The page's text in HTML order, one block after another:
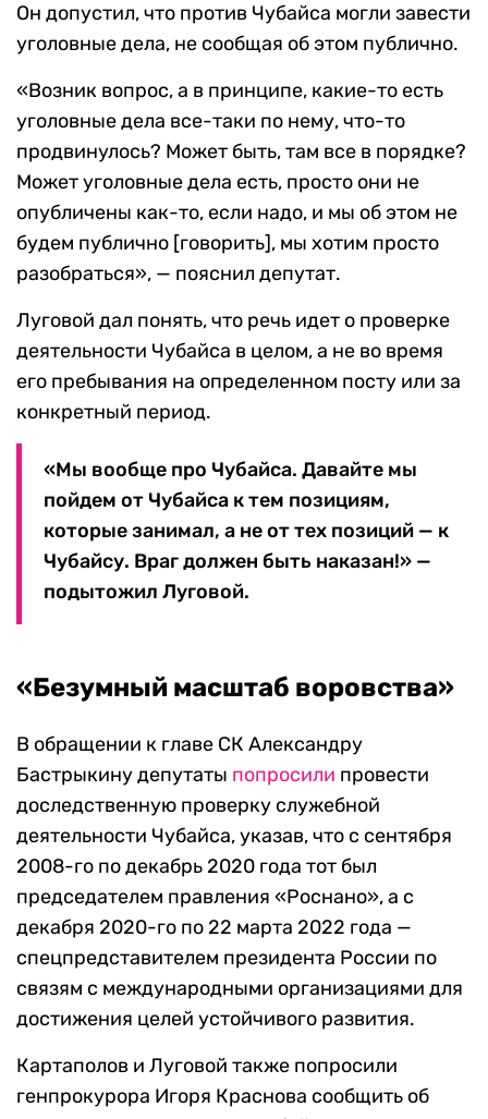
Он допустил, что против Чубайса могли завести
уголовные дела, не сообщая об этом публично.
«Возник вопрос, а в принципе, какие-то есть
уголовные дела все-таки по нему, что-то
продвинулось? Может быть, там все в порядке?
Может уголовные дела есть, просто они не
опубличены как-то, если надо, и мы об этом не
будем публично [говорить], мы хотим просто
разобраться», — пояснил депутат.
Луговой дал понять, что речь идет о проверке
деятельности Чубайса в целом, а не во время
его пребывания на определенном посту или за
конкретный период.
«Мы вообще про Чубайса. Давайте мы
пойдем от Чубайса к тем позициям,
которые занимал, а не от тех позиций — к
Чубайсу. Враг должен быть наказан!» —
подытожил Луговой.
«Безумный масштаб воровства»
В обращении к главе СК Александру
Бастрыкину депутаты попросили провести
доследственную проверку служебной
деятельности Чубайса, указав, что с сентября
2008-го по декабрь 2020 года тот был
председателем правления «Роснано», а с
декабря 2020-го по 22 марта 2022 года —
спецпредставителем президента России по
связям с международными организациями для
достижения целей устойчивого развития.
Картаполов и Луговой также попросили
генпрокурора Игоря Краснова сообщить об